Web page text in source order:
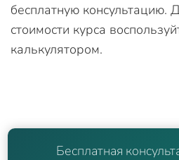
бесплатную консультацию.
стоимости курса
калькулятором.
Бесплатная